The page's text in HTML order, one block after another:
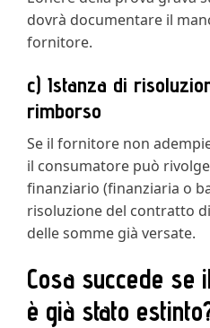
dovrà documentare il
fornitore.
c) Istanza di
rimborso
Se il fornitore non
il consumatore può
finanziario (finanziaria o
risoluzione del contratto
delle somme già versate.
Cosa succede se
è già stato